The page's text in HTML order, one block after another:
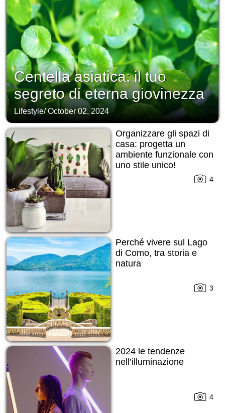
Centella asiatica: il tuo
segreto di eterna giovinezza
Lifestyle/October 02, 2024
Organizzare gli spazi di
casa: progetta un
ambiente funzionale con
uno stile unico!
4
Perché vivere sul Lago
di Como, tra storia e
natura
3
2024 le tendenze
nell’illuminazione
4